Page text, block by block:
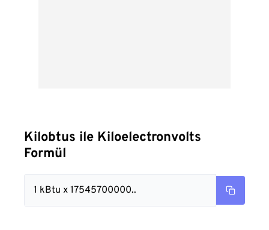
Kilobtus ile Kiloelectronvolts
Formül
1 kBtu x 17545700000..